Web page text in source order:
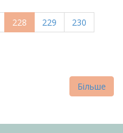
Поточна
сторінка
228 Page
229 Page
230
Більше